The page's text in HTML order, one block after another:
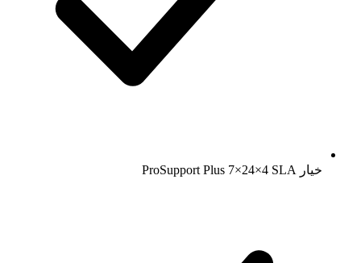
خيار ProSupport Plus 7×24×4 SLA